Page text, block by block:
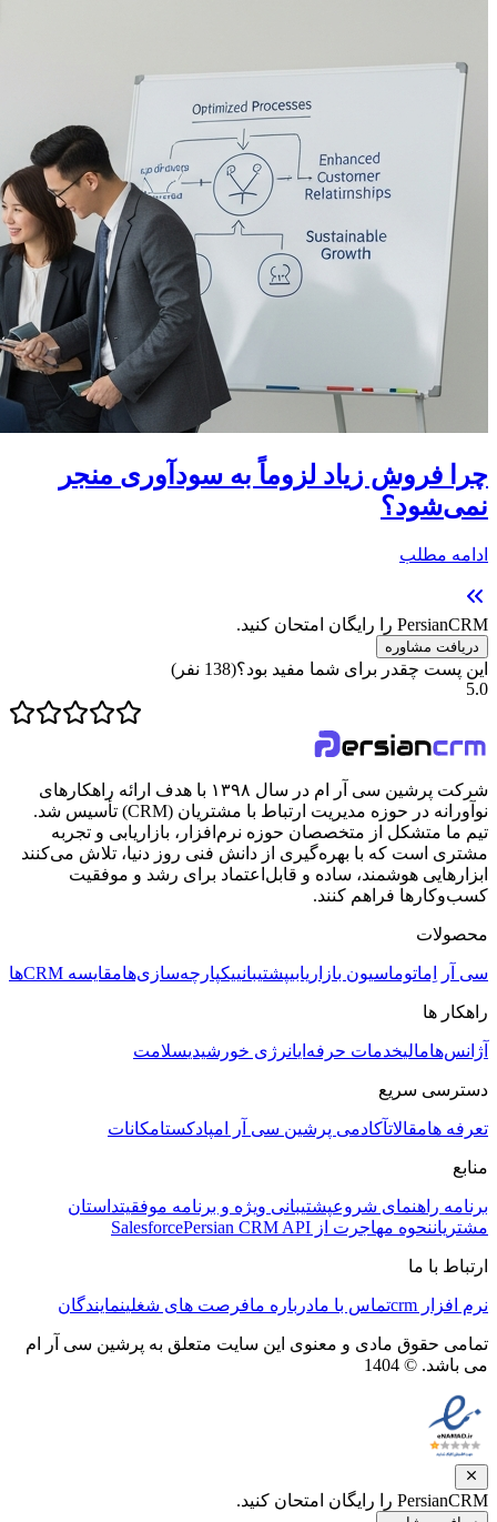
چرا فروش زیاد لزوماً به سودآوری منجر
نمی‌شود؟
ادامه مطلب
PersianCRM را رایگان امتحان کنید.
دریافت مشاوره
این پست چقدر برای شما مفید بود؟(
138 نفر)
5.0
شرکت پرشین سی آر ام در سال ۱۳۹۸ با هدف ارائه راهکارهای
نوآورانه در حوزه مدیریت ارتباط با مشتریان (CRM) تأسیس شد.
تیم ما متشکل از متخصصان حوزه نرم‌افزار، بازاریابی و تجربه
مشتری است که با بهره‌گیری از دانش فنی روز دنیا، تلاش می‌کنند
ابزارهایی هوشمند، ساده و قابل‌اعتماد برای رشد و موفقیت
کسب‌وکارها فراهم کنند.
محصولات
سی آر اِماتوماسیون بازاریابیپشتیبانییکپارچه‌سازی‌هامقایسه CRMها
راهکار ها
آژانس‌هامالیخدمات حرفه‌ایانرژی خورشیدیسلامت
دسترسی سریع
تعرفه هامقالاتآکادمی پرشین سی آر امپادکستامکانات
منابع
برنامه راهنمای شروعپشتیبانی ویژه و برنامه موفقیتداستان
مشتریاننحوه مهاجرت از Salesforce Persian CRM API
ارتباط با ما
نرم افزار crm تماس با مادرباره مافرصت های شغلینمایندگان
تمامی حقوق مادی و معنوی این سایت متعلق به پرشین سی آر ام
می باشد. © 1404
PersianCRM را رایگان امتحان کنید.